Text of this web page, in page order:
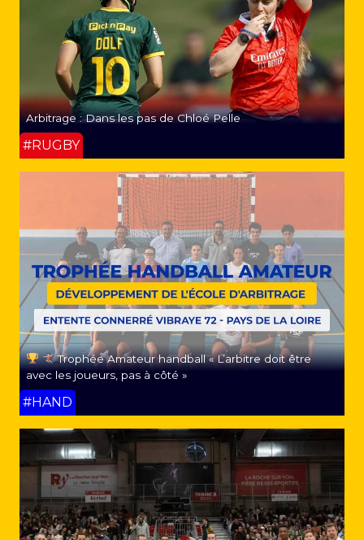
Arbitrage : Dans les pas de Chloé Pelle
#RUGBY
Trophée Amateur handball « L’arbitre doit être
avec les joueurs, pas à côté »
#HAND